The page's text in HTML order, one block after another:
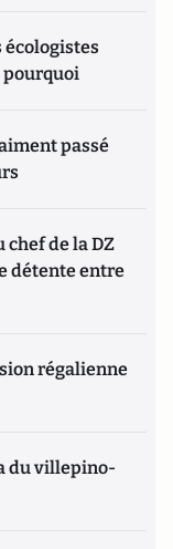
écologistes
pourquoi
passé
chef de la DZ
détente entre
régalienne
du villepino-